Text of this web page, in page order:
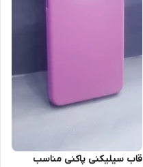
قاب سیلیکنی پاکنی مناسب